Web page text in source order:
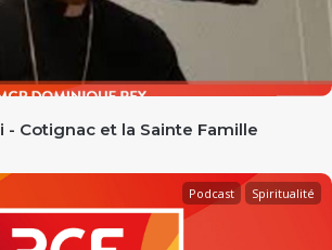
- Cotignac et la Sainte Famille
Podcast Spiritualité